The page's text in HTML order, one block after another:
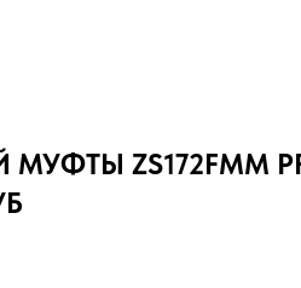
ZS172FMM